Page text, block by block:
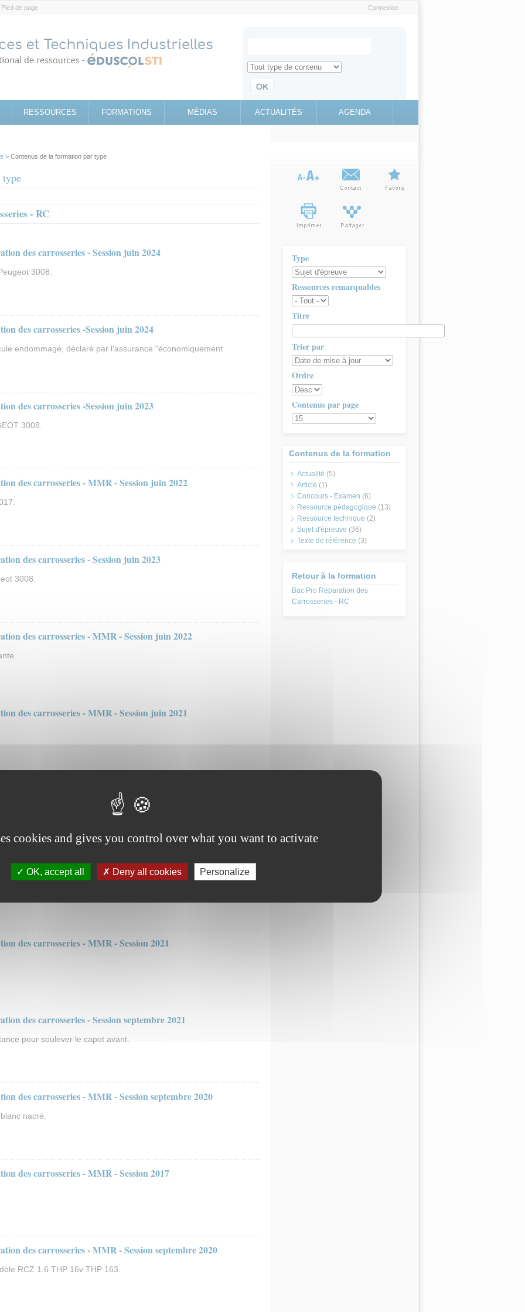
Pied de page Connexion
Search for
Retrouvez toute l'information sur le site education.gouv.fr
RESSOURCES FORMATIONS MÉDIAS ACTUALITÉS AGENDA
> Contenus de la formation par type
type
- RC
des carrosseries - Session juin 2024
3008.
des carrosseries -Session juin 2024
endommagé, déclaré par l'assurance "économiquement
des carrosseries -Session juin 2023
3008.
des carrosseries - MMR - Session juin 2022
des carrosseries - Session juin 2023
3008.
des carrosseries - MMR - Session juin 2022
des carrosseries - MMR - Session juin 2021
des carrosseries - Session septembre 2021
des carrosseries - MMR - Session juin 2021
des carrosseries - MMR - Session 2021
des carrosseries - Session septembre 2021
pour soulever le capot avant.
des carrosseries - MMR - Session septembre 2020
nacré.
des carrosseries - MMR - Session 2017
des carrosseries - MMR - Session septembre 2020
RCZ 1.6 THP 16v THP 163.
Type
Ressources remarquables
Titre
Trier par
Ordre
Contenus par page
Contenus de la formation
Actualité (5)
Article (1)
Concours - Examen (6)
Ressource pédagogique (13)
Ressource technique (2)
Sujet d'épreuve (36)
Texte de référence (3)
Retour à la formation
Bac Pro Réparation des
Carrosseries - RC
cookies and gives you control over what you want to activate
OK, accept all Deny all cookies Personalize